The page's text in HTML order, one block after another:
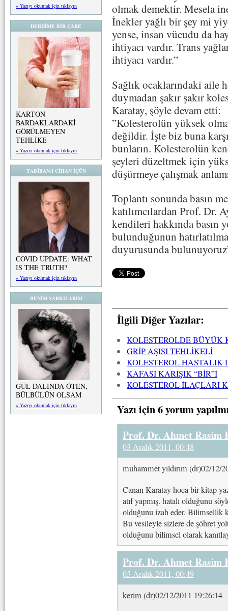
» Yazıyı okumak için tıklayın
DERDİME BİR ÇARE
KARTON
BARDAKLARDAKİ
GÖRÜLMEYEN
TEHLİKE
» Yazıyı okumak için tıklayın
TABİBAN-I CİHAN İÇÜN
COVID UPDATE: WHAT
IS THE TRUTH?
» Yazıyı okumak için tıklayın
BENİM ŞARKILARIM
GÜL DALINDA ÖTEN,
BÜLBÜLÜN OLSAM
» Yazıyı okumak için tıklayın
olmak demektir. Mesela
İnekler yağlı bir şey mi
yense, insan vücudu da
ihtiyacı vardır. Trans
ihtiyacı vardır.”
Sağlık ocaklarındaki
duymadan şakır şakır
Karatay, şöyle devam etti:
”Kolesterolün yüksek
değildir. İşte biz buna
bunların. Kolesterolün
şeyleri düzeltmek için
düşürmeye çalışmak
Toplantı sonunda basın
katılımcılardan Prof. Dr.
kendileri hakkında basın
bulunduğunun
duyurusunda
İlgili Diğer Yazılar:
KOLESTEROLDE BÜYÜK
GRİP AŞISI TEHLİKELİ
KOLESTEROL HASTALIK
KAFASI KARIŞIK “BİR”İ
KOLESTEROL İLAÇLARI
Yazı için 6 yorum
Prof. Dr. Ahmet Rasim
03 Aralık 2011, 00:48
muhammet yıldırım (dr)02/12/
Canan Karatay hoca bir kitap
atıf yapmış. hatalı olduğunu
olduğunu izah eder. Bilimsellik
Bu vesileyle sizlere de şöhret
olduğunu bilimsel olarak
Prof. Dr. Ahmet Rasim
03 Aralık 2011, 00:49
kerim (dr)02/12/2011 19:26:14